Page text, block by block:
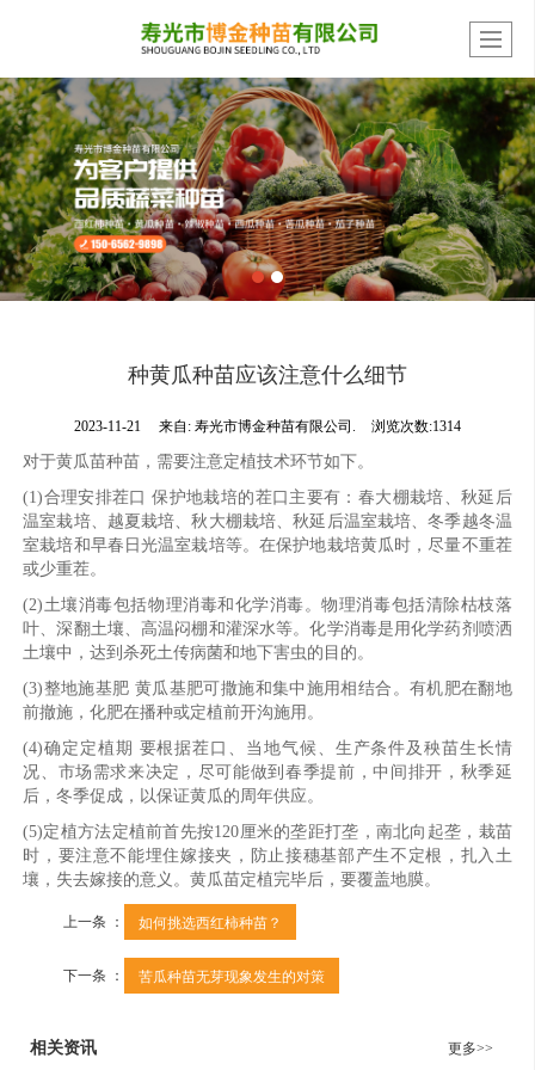
种黄瓜种苗应该注意什么细节
2023-11-21 来自:寿光市博金种苗有限公司. 浏览次数:1314
对于黄瓜苗种苗，需要注意定植技术环节如下。
(1)合理安排茬口 保护地栽培的茬口主要有：春大棚栽培、秋延后
温室栽培、越夏栽培、秋大棚栽培、秋延后温室栽培、冬季越冬温
室栽培和早春日光温室栽培等。在保护地栽培黄瓜时，尽量不重茬
或少重茬。
(2)土壤消毒包括物理消毒和化学消毒。物理消毒包括清除枯枝落
叶、深翻土壤、高温闷棚和灌深水等。化学消毒是用化学药剂喷洒
土壤中，达到杀死土传病菌和地下害虫的目的。
(3)整地施基肥 黄瓜基肥可撒施和集中施用相结合。有机肥在翻地
前撤施，化肥在播种或定植前开沟施用。
(4)确定定植期 要根据茬口、当地气候、生产条件及秧苗生长情
况、市场需求来决定，尽可能做到春季提前，中间排开，秋季延
后，冬季促成，以保证黄瓜的周年供应。
(5)定植方法定植前首先按120厘米的垄距打垄，南北向起垄，栽苗
时，要注意不能埋住嫁接夹，防止接穗基部产生不定根，扎入土
壤，失去嫁接的意义。黄瓜苗定植完毕后，要覆盖地膜。
上一条 ： 如何挑选西红柿种苗？
下一条 ： 苦瓜种苗无芽现象发生的对策
相关资讯 更多>>